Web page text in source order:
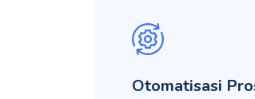
Otomatisasi